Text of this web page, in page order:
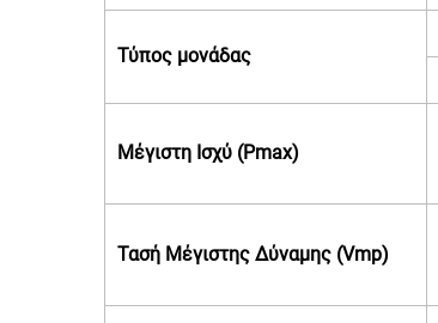
Τύπος μονάδας
Μέγιστη Ισχύ (Pmax)
Τασή Μέγιστης Δύναμης (Vmp)